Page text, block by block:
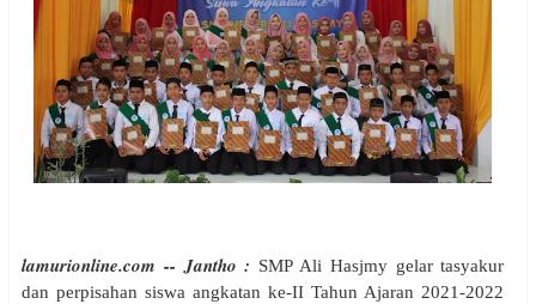
lamurionline.com -- Jantho : SMP Ali Hasjmy gelar tasyakur
dan perpisahan siswa angkatan ke-II Tahun Ajaran 2021-2022